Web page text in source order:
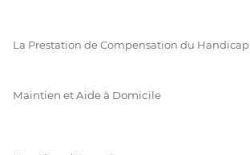
La Prestation de Compensation du Handicap
Maintien et Aide à Domicile